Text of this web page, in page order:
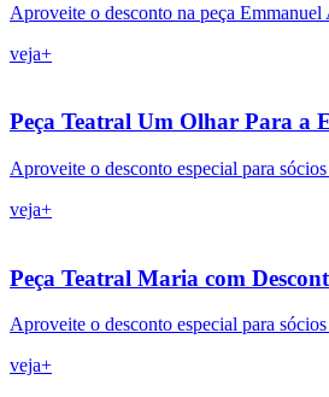
Aproveite o desconto na peça
veja+
Peça Teatral Um Olhar Para a
Aproveite o desconto especial para
veja+
Peça Teatral Maria com
Aproveite o desconto especial para
veja+